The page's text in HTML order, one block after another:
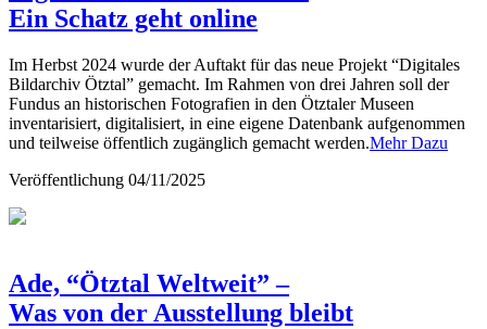
Ein Schatz geht online
Im Herbst 2024 wurde der Auftakt für das neue Projekt “Digitales
Bildarchiv Ötztal” gemacht. Im Rahmen von drei Jahren soll der
Fundus an historischen Fotografien in den Ötztaler Museen
inventarisiert, digitalisiert, in eine eigene Datenbank aufgenommen
und teilweise öffentlich zugänglich gemacht werden.Mehr Dazu
Veröffentlichung 04/11/2025
Ade, “Ötztal Weltweit” –
Was von der Ausstellung bleibt